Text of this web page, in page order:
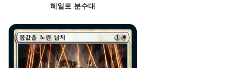
헤일로 분수대